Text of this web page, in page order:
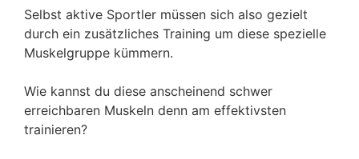
Selbst aktive Sportler müssen sich also gezielt
durch ein zusätzliches Training um diese spezielle
Muskelgruppe kümmern.
Wie kannst du diese anscheinend schwer
erreichbaren Muskeln denn am effektivsten
trainieren?